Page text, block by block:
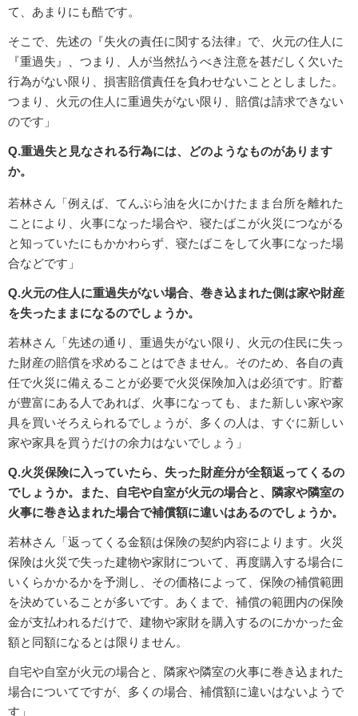
て、あまりにも酷です。
そこで、先述の『失火の責任に関する法律』で、火元の住人に
『重過失』、つまり、人が当然払うべき注意を甚だしく欠いた
行為がない限り、損害賠償責任を負わせないこととしました。
つまり、火元の住人に重過失がない限り、賠償は請求できない
のです」
Q.重過失と見なされる行為には、どのようなものがあります
か。
若林さん「例えば、てんぷら油を火にかけたまま台所を離れた
ことにより、火事になった場合や、寝たばこが火災につながる
と知っていたにもかかわらず、寝たばこをして火事になった場
合などです」
Q.火元の住人に重過失がない場合、巻き込まれた側は家や財産
を失ったままになるのでしょうか。
若林さん「先述の通り、重過失がない限り、火元の住民に失っ
た財産の賠償を求めることはできません。そのため、各自の責
任で火災に備えることが必要で火災保険加入は必須です。貯蓄
が豊富にある人であれば、火事になっても、また新しい家や家
具を買いそろえられるでしょうが、多くの人は、すぐに新しい
家や家具を買うだけの余力はないでしょう」
Q.火災保険に入っていたら、失った財産分が全額返ってくるの
でしょうか。また、自宅や自室が火元の場合と、隣家や隣室の
火事に巻き込まれた場合で補償額に違いはあるのでしょうか。
若林さん「返ってくる金額は保険の契約内容によります。火災
保険は火災で失った建物や家財について、再度購入する場合に
いくらかかるかを予測し、その価格によって、保険の補償範囲
を決めていることが多いです。あくまで、補償の範囲内の保険
金が支払われるだけで、建物や家財を購入するのにかかった金
額と同額になるとは限りません。
自宅や自室が火元の場合と、隣家や隣室の火事に巻き込まれた
場合についてですが、多くの場合、補償額に違いはないようで
す」